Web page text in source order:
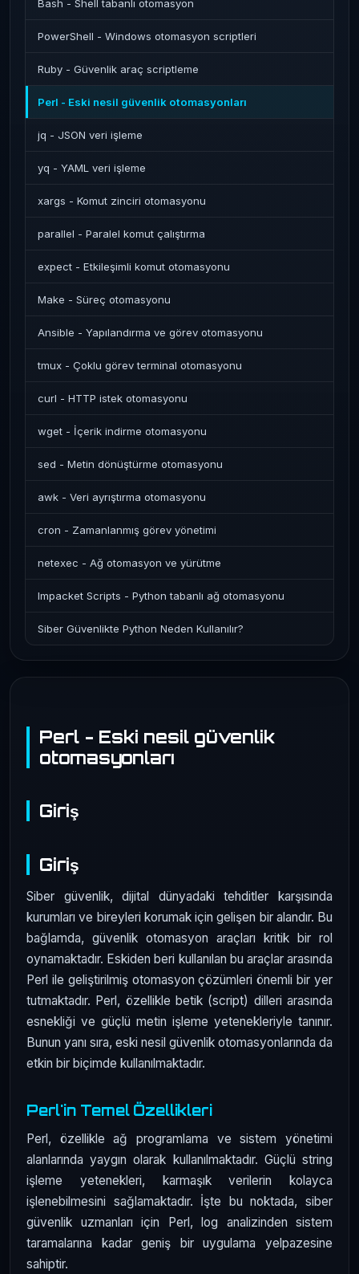
Perl - Eski nesil güvenlik
otomasyonları
Giriş
Giriş
Siber güvenlik, dijital dünyadaki tehditler karşısında
kurumları ve bireyleri korumak için gelişen bir alandır. Bu
bağlamda, güvenlik otomasyon araçları kritik bir rol
oynamaktadır. Eskiden beri kullanılan bu araçlar arasında
Perl ile geliştirilmiş otomasyon çözümleri önemli bir yer
tutmaktadır. Perl, özellikle betik (script) dilleri arasında
esnekliği ve güçlü metin işleme yetenekleriyle tanınır.
Bunun yanı sıra, eski nesil güvenlik otomasyonlarında da
etkin bir biçimde kullanılmaktadır.
Perl'in Temel Özellikleri
Perl, özellikle ağ programlama ve sistem yönetimi
alanlarında yaygın olarak kullanılmaktadır. Güçlü string
işleme yetenekleri, karmaşık verilerin kolayca
işlenebilmesini sağlamaktadır. İşte bu noktada, siber
güvenlik uzmanları için Perl, log analizinden sistem
taramalarına kadar geniş bir uygulama yelpazesine
sahiptir.
Bash - Shell tabanlı otomasyon
PowerShell - Windows otomasyon scriptleri
Ruby - Güvenlik araç scriptleme
Perl - Eski nesil güvenlik otomasyonları
jq - JSON veri işleme
yq - YAML veri işleme
xargs - Komut zinciri otomasyonu
parallel - Paralel komut çalıştırma
expect - Etkileşimli komut otomasyonu
Make - Süreç otomasyonu
Ansible - Yapılandırma ve görev otomasyonu
tmux - Çoklu görev terminal otomasyonu
curl - HTTP istek otomasyonu
wget - İçerik indirme otomasyonu
sed - Metin dönüştürme otomasyonu
awk - Veri ayrıştırma otomasyonu
cron - Zamanlanmış görev yönetimi
netexec - Ağ otomasyon ve yürütme
Impacket Scripts - Python tabanlı ağ otomasyonu
Siber Güvenlikte Python Neden Kullanılır?